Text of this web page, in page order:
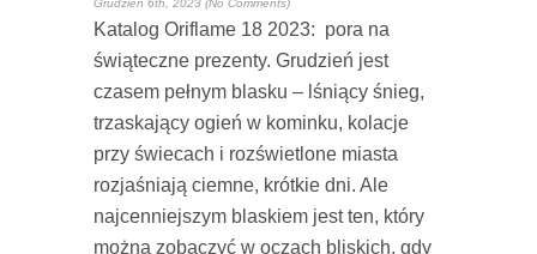
Grudzień 6th, 2023 (No Comments)
Katalog Oriflame 18 2023: pora na
świąteczne prezenty. Grudzień jest
czasem pełnym blasku – lśniący śnieg,
trzaskający ogień w kominku, kolacje
przy świecach i rozświetlone miasta
rozjaśniają ciemne, krótkie dni. Ale
najcenniejszym blaskiem jest ten, który
można zobaczyć w oczach bliskich, gdy